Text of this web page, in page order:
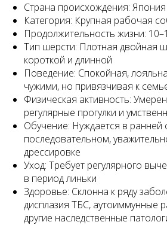
Страна происхождения: Япония
Категория: Крупная рабочая
Продолжительность жизни:
Тип шерсти: Плотная двойная
короткой и длинной
Поведение: Спокойная,
чужими, но привязчивая к
Физическая активность:
регулярные прогулки и
Обучение: Нуждается в ранней
последовательном,
дрессировке
Уход: Требует регулярного
в период линьки
Здоровье: Склонна к ряду
дисплазия ТБС, аутоиммунные
другие наследственные